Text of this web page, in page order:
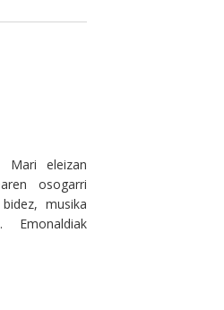
Mari eleizan
osogarri
musika